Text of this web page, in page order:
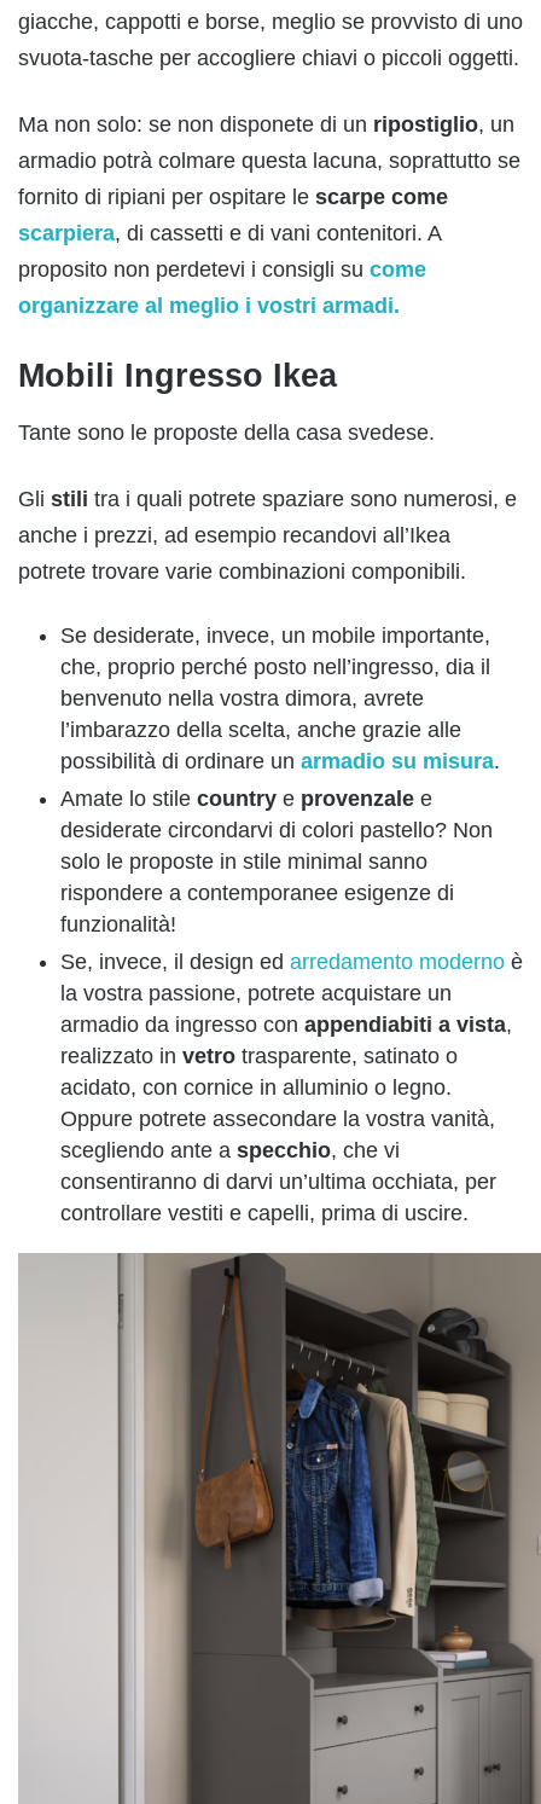
giacche, cappotti e borse, meglio se provvisto di uno
svuota-tasche per accogliere chiavi o piccoli oggetti.
Ma non solo: se non disponete di un ripostiglio, un
armadio potrà colmare questa lacuna, soprattutto se
fornito di ripiani per ospitare le scarpe come
scarpiera, di cassetti e di vani contenitori. A
proposito non perdetevi i consigli su come
organizzare al meglio i vostri armadi.
Mobili Ingresso Ikea
Tante sono le proposte della casa svedese.
Gli stili tra i quali potrete spaziare sono numerosi, e
anche i prezzi, ad esempio recandovi all’Ikea
potrete trovare varie combinazioni componibili.
Se desiderate, invece, un mobile importante,
che, proprio perché posto nell’ingresso, dia il
benvenuto nella vostra dimora, avrete
l’imbarazzo della scelta, anche grazie alle
possibilità di ordinare un armadio su misura.
Amate lo stile country e provenzale e
desiderate circondarvi di colori pastello? Non
solo le proposte in stile minimal sanno
rispondere a contemporanee esigenze di
funzionalità!
Se, invece, il design ed arredamento moderno è
la vostra passione, potrete acquistare un
armadio da ingresso con appendiabiti a vista,
realizzato in vetro trasparente, satinato o
acidato, con cornice in alluminio o legno.
Oppure potrete assecondare la vostra vanità,
scegliendo ante a specchio, che vi
consentiranno di darvi un’ultima occhiata, per
controllare vestiti e capelli, prima di uscire.